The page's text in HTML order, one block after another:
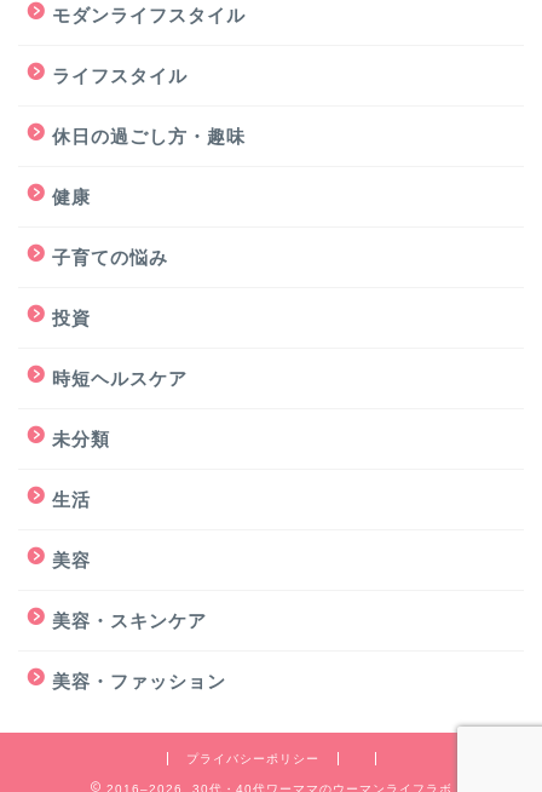
モダンライフスタイル
ライフスタイル
休日の過ごし方・趣味
健康
子育ての悩み
投資
時短ヘルスケア
未分類
生活
美容
美容・スキンケア
美容・ファッション
プライバシーポリシー
2016–2026 30代・40代ワーママのウーマンライフラボ